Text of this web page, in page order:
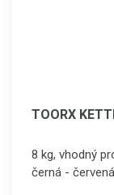
TOORX
8 kg, vhodný
černá - červená